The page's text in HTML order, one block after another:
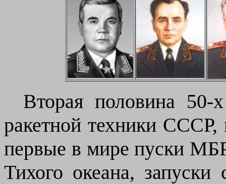
Вторая половина
ракетной техники СССР,
первые в мире пуски
Тихого океана,